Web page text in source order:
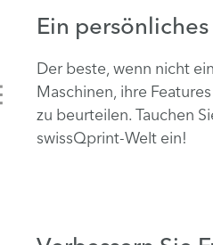
Ein
Der beste, wenn nicht
Maschinen, ihre
zu beurteilen. Tauchen
swissQprint-Welt ein!